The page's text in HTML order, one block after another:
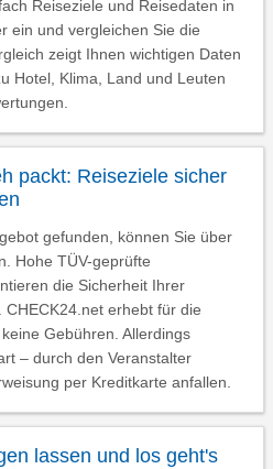
Reiseziele und Reisedaten in
ein und vergleichen Sie die
zeigt Ihnen wichtigen Daten
Hotel, Klima, Land und Leuten
packt: Reiseziele sicher
gefunden, können Sie über
Hohe TÜV-geprüfte
die Sicherheit Ihrer
erhebt für die
Gebühren. Allerdings
– durch den Veranstalter
per Kreditkarte anfallen.
lassen und los geht's